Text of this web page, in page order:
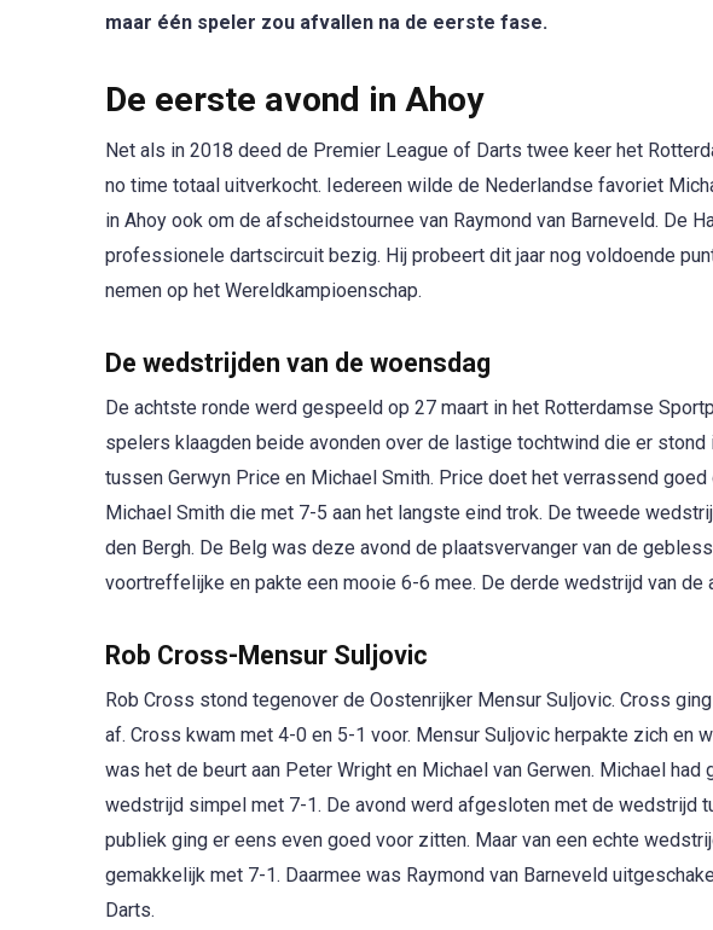
maar één speler zou afvallen na de eerste fase.
De eerste avond in Ahoy
Net als in 2018 deed de Premier League of Darts twee keer het
no time totaal uitverkocht. Iedereen wilde de Nederlandse favoriet
in Ahoy ook om de afscheidstournee van Raymond van Barneveld. De
professionele dartscircuit bezig. Hij probeert dit jaar nog voldoende
nemen op het Wereldkampioenschap.
De wedstrijden van de woensdag
De achtste ronde werd gespeeld op 27 maart in het Rotterdamse
spelers klaagden beide avonden over de lastige tochtwind die er
tussen Gerwyn Price en Michael Smith. Price doet het verrassend
Michael Smith die met 7-5 aan het langste eind trok. De tweede
den Bergh. De Belg was deze avond de plaatsvervanger van de
voortreffelijke en pakte een mooie 6-6 mee. De derde wedstrijd van
Rob Cross-Mensur Suljovic
Rob Cross stond tegenover de Oostenrijker Mensur Suljovic. Cross
af. Cross kwam met 4-0 en 5-1 voor. Mensur Suljovic herpakte zich en
was het de beurt aan Peter Wright en Michael van Gerwen. Michael
wedstrijd simpel met 7-1. De avond werd afgesloten met de wedstrijd
publiek ging er eens even goed voor zitten. Maar van een echte
gemakkelijk met 7-1. Daarmee was Raymond van Barneveld
Darts.